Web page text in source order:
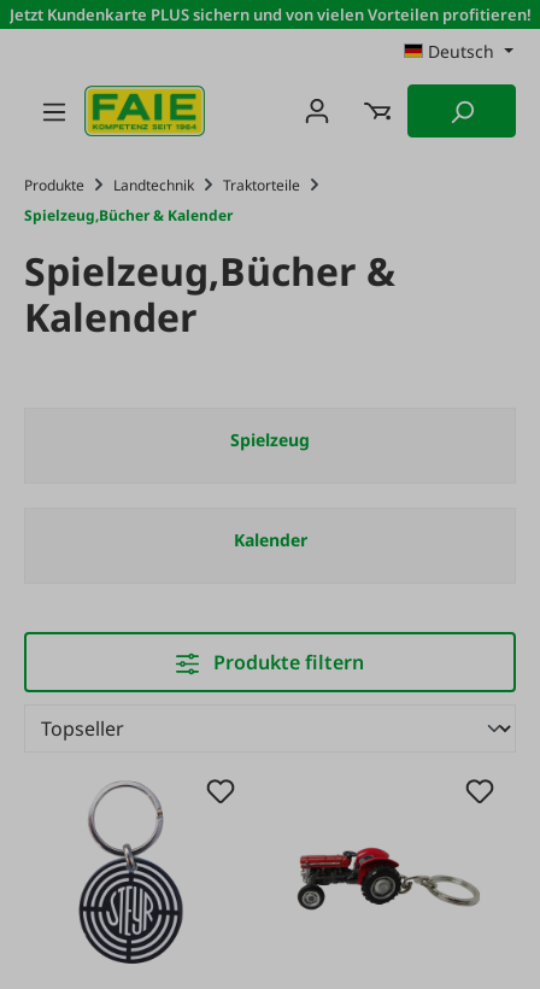
Zum Hauptinhalt springen
Jetzt Kundenkarte PLUS sichern und von vielen Vorteilen profitieren!
Deutsch
Produkte Landtechnik
Traktorteile
Spielzeug,Bücher & Kalender
Spielzeug,Bücher &
Kalender
Spielzeug
Kalender
Produkte filtern